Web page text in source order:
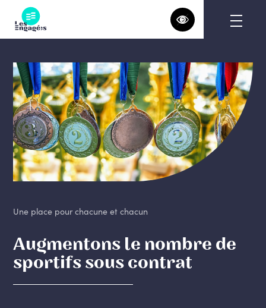
content
Une place pour chacune et chacun
Augmentons le nombre de
sportifs sous contrat